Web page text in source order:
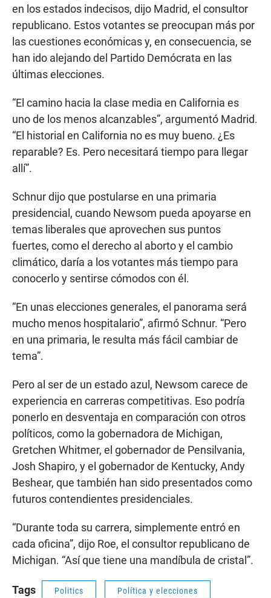
en los estados indecisos, dijo Madrid, el consultor
republicano. Estos votantes se preocupan más por
las cuestiones económicas y, en consecuencia, se
han ido alejando del Partido Demócrata en las
últimas elecciones.
“El camino hacia la clase media en California es
uno de los menos alcanzables”, argumentó Madrid.
“El historial en California no es muy bueno. ¿Es
reparable? Es. Pero necesitará tiempo para llegar
allí”.
Schnur dijo que postularse en una primaria
presidencial, cuando Newsom pueda apoyarse en
temas liberales que aprovechen sus puntos
fuertes, como el derecho al aborto y el cambio
climático, daría a los votantes más tiempo para
conocerlo y sentirse cómodos con él.
“En unas elecciones generales, el panorama será
mucho menos hospitalario”, afirmó Schnur. “Pero
en una primaria, le resulta más fácil cambiar de
tema”.
Pero al ser de un estado azul, Newsom carece de
experiencia en carreras competitivas. Eso podría
ponerlo en desventaja en comparación con otros
políticos, como la gobernadora de Michigan,
Gretchen Whitmer, el gobernador de Pensilvania,
Josh Shapiro, y el gobernador de Kentucky, Andy
Beshear, que también han sido presentados como
futuros contendientes presidenciales.
“Durante toda su carrera, simplemente entró en
cada oficina”, dijo Roe, el consultor republicano de
Michigan. “Así que tiene una mandíbula de cristal”.
Tags Politics Política y elecciones